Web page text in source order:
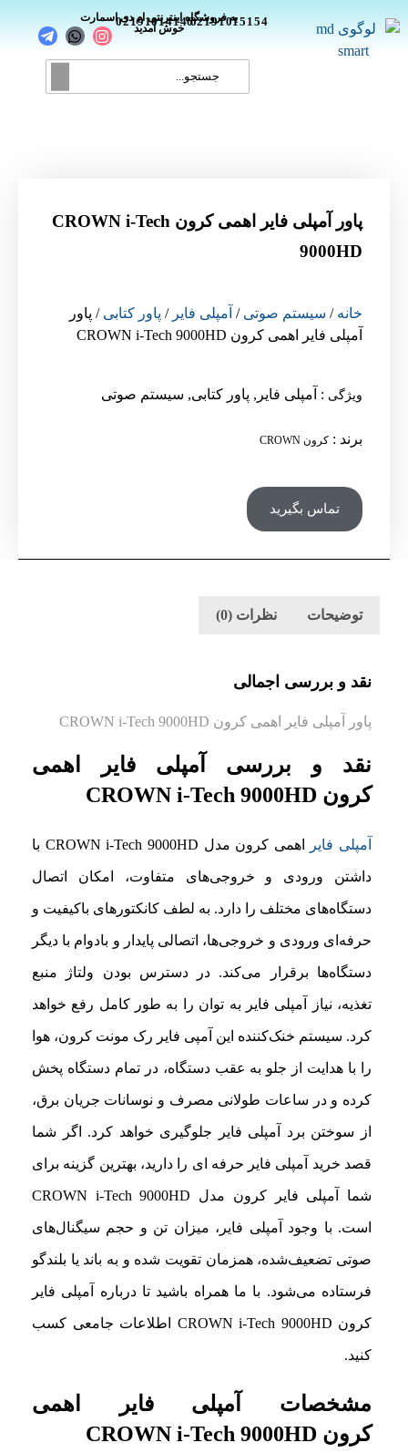
به فروشگاه اینترنتی ام دی اسمارت
خوش آمدید
02191014146_
02191015154
پاور آمپلی فایر اهمی کرون CROWN i-Tech
9000HD
خانه/سیستم صوتی /آمپلی فایر/پاور کتابی / پاور
آمپلی فایر اهمی کرون CROWN i-Tech 9000HD
ویژگی: آمپلی فایر, پاور کتابی ,سیستم صوتی
برند: کرون CROWN
تماس بگیرید
توضیحات نظرات (0)
نقد و بررسی اجمالی
پاور آمپلی فایر اهمی کرون CROWN i-Tech 9000HD
نقد و بررسی آمپلی فایر اهمی
کرون CROWN i-Tech 9000HD
آمپلی فایر اهمی کرون مدل CROWN i-Tech 9000HD با
داشتن ورودی و خروجی‌های متفاوت، امکان اتصال
دستگاه‌های مختلف را دارد. به لطف کانکتور‌های با‌کیفیت و
حرفه‌ای ورودی و خروجی‌ها، اتصالی پایدار و بادوام با دیگر
دستگاه‌ها برقرار می‌کند. در دسترس بودن ولتاژ منبع
تغذیه، نیاز آمپلی فایر به توان را به طور کامل رفع خواهد
کرد. سیستم خنک‌کننده این آمپی فایر رک مونت کرون، هوا
را با هدایت از جلو به عقب دستگاه، در تمام دستگاه پخش
کرده و در ساعات طولانی مصرف و نوسانات جریان برق،
از سوختن برد آمپلی فایر جلوگیری خواهد کرد. اگر شما
قصد خرید آمپلی فایر حرفه ای را دارید، بهترین گزینه برای
شما آمپلی فایر کرون مدل CROWN i-Tech 9000HD
است. با وجود آمپلی فایر، میزان تن و حجم سیگنال‌های
صوتی تضعیف‌شده، همزمان تقویت شده و به باند یا بلندگو
فرستاده می‌شود. با ما همراه باشید تا درباره آمپلی فایر
کرون CROWN i-Tech 9000HD اطلاعات جامعی کسب
کنید.
مشخصات آمپلی فایر اهمی
کرون CROWN i-Tech 9000HD